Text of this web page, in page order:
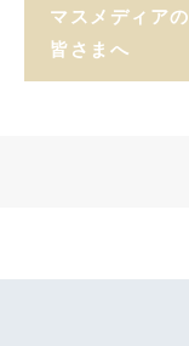
マスメディアの
皆さまへ